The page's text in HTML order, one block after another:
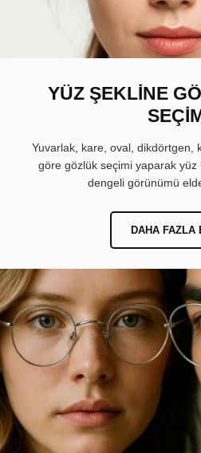
YÜZ ŞEKLİNE
Yuvarlak, kare, oval, dikdörtgen,
göre gözlük seçimi yaparak yüz
dengeli görünümü
DAHA FAZLA